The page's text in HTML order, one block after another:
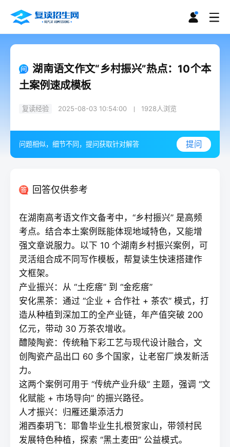
湖南语文作文“乡村振兴”热点：10个本
土案例速成模板
复读经验 2025-08-03 10:54:00 1928人浏览
问题相似，细节不同，提问获取针对解答 提问
回答仅供参考
在湖南高考语文作文备考中，“乡村振兴” 是高频
考点。结合本土案例既能体现地域特色，又能增
强文章说服力。以下 10 个湖南乡村振兴案例，可
灵活组合成不同写作模板，帮复读生快速搭建作
文框架。
产业振兴：从 “土疙瘩” 到 “金疙瘩”
安化黑茶：通过 “企业 + 合作社 + 茶农” 模式，打
造从种植到深加工的全产业链，年产值突破 200
亿元，带动 30 万茶农增收。
醴陵陶瓷：传统釉下彩工艺与现代设计融合，文
创陶瓷产品出口 60 多个国家，让老窑厂焕发新活
力。
这两个案例可用于 “传统产业升级” 主题，强调 “文
化赋能 + 市场导向” 的振兴路径。
人才振兴：归雁还巢添活力
湘西秦玥飞：耶鲁毕业生扎根贺家山，带领村民
发展特色种植，探索 “黑土麦田” 公益模式。